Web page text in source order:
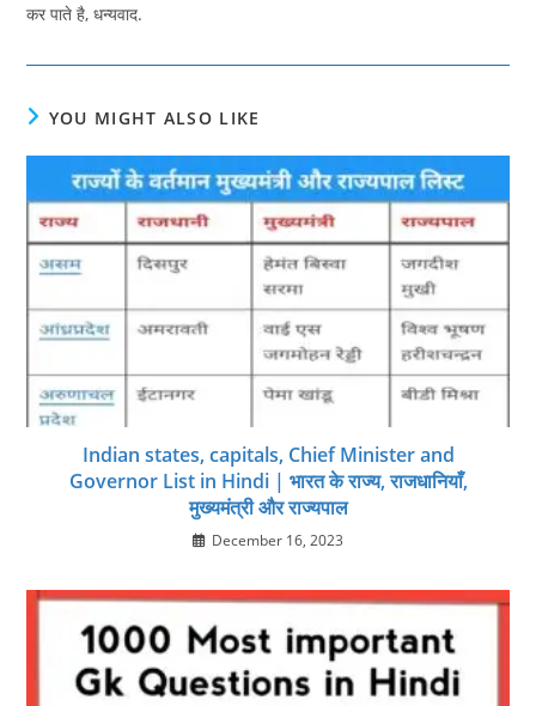
कर पाते है, धन्यवाद.
YOU MIGHT ALSO LIKE
Indian states, capitals, Chief Minister and
Governor List in Hindi | भारत के राज्य, राजधानियाँ,
मुख्‍यमंत्री और राज्‍यपाल
December 16, 2023